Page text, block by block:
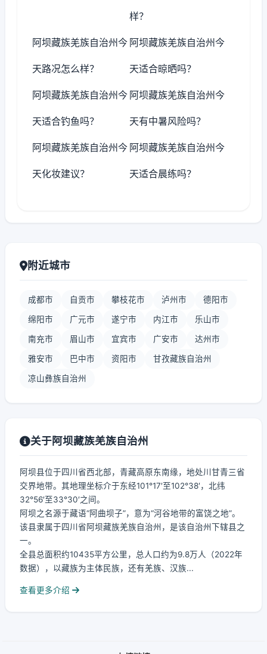
样？
阿坝藏族羌族自治州今
天路况怎么样？
阿坝藏族羌族自治州今
天适合晾晒吗？
阿坝藏族羌族自治州今
天适合钓鱼吗？
阿坝藏族羌族自治州今
天有中暑风险吗？
阿坝藏族羌族自治州今
天化妆建议？
阿坝藏族羌族自治州今
天适合晨练吗？
附近城市
成都市 自贡市 攀枝花市 泸州市 德阳市
绵阳市 广元市 遂宁市 内江市 乐山市
南充市 眉山市 宜宾市 广安市 达州市
雅安市 巴中市 资阳市 甘孜藏族自治州
凉山彝族自治州
关于阿坝藏族羌族自治州
阿坝县位于四川省西北部，青藏高原东南缘，地处川甘青三省
交界地带。其地理坐标介于东经101°17′至102°38′，北纬
32°56′至33°30′之间。
阿坝之名源于藏语“阿曲坝子”，意为“河谷地带的富饶之地”。
该县隶属于四川省阿坝藏族羌族自治州，是该自治州下辖县之
一。
全县总面积约10435平方公里，总人口约为9.8万人（2022年
数据），以藏族为主体民族，还有羌族、汉族...
查看更多介绍